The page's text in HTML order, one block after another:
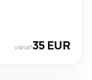
vanaf35 EUR